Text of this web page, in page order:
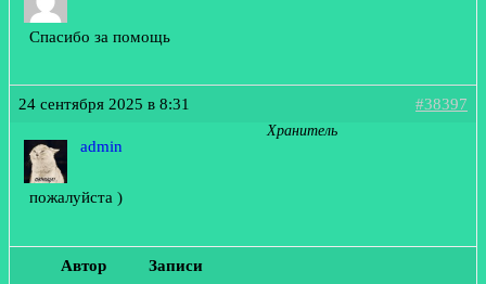
Спасибо за помощь
24 сентября 2025 в 8:31 #38397
admin
Хранитель
пожалуйста )
Автор Записи